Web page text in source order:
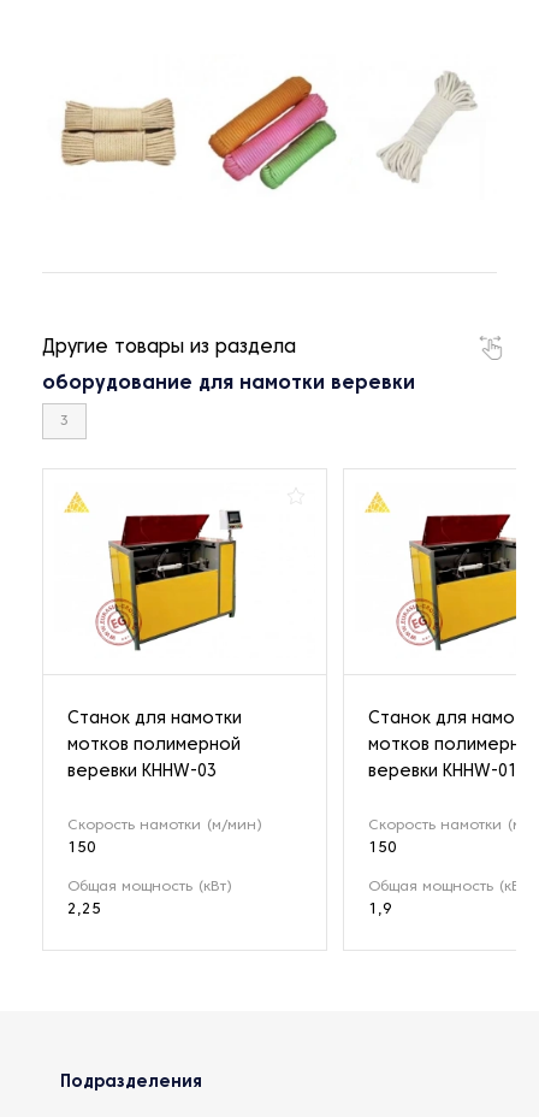
Другие товары из раздела
оборудование для намотки веревки
3
Станок для намотки
мотков полимерной
веревки KHHW-03
Скорость намотки (м/мин)
150
Общая мощность (кВт)
2,25
Станок для
мотков
веревки KHHW-01
Скорость намотки (м/
150
Общая мощность (кВт)
1,9
Подразделения